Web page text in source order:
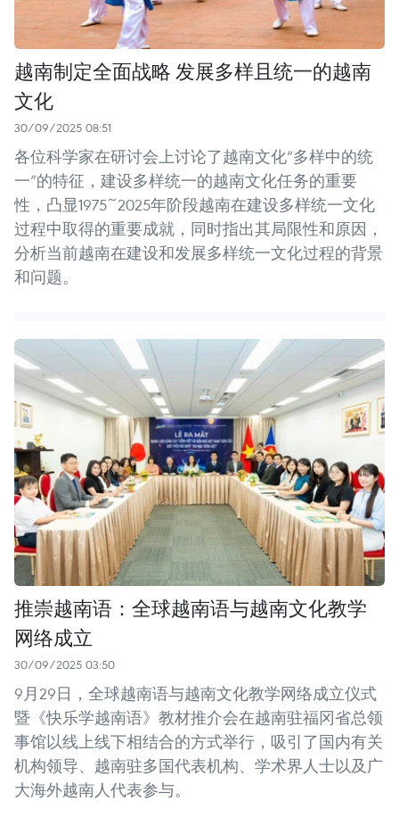
越南制定全面战略 发展多样且统一的越南
文化
30/09/2025 08:51
各位科学家在研讨会上讨论了越南文化“多样中的统
一”的特征，建设多样统一的越南文化任务的重要
性，凸显1975~2025年阶段越南在建设多样统一文化
过程中取得的重要成就，同时指出其局限性和原因，
分析当前越南在建设和发展多样统一文化过程的背景
和问题。
推崇越南语：全球越南语与越南文化教学
网络成立
30/09/2025 03:50
9月29日，全球越南语与越南文化教学网络成立仪式
暨《快乐学越南语》教材推介会在越南驻福冈省总领
事馆以线上线下相结合的方式举行，吸引了国内有关
机构领导、越南驻多国代表机构、学术界人士以及广
大海外越南人代表参与。